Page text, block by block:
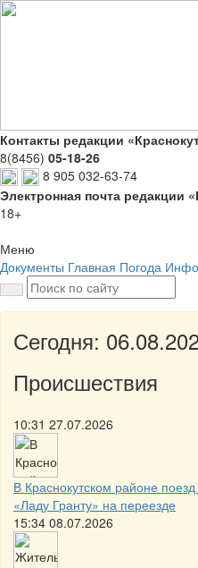
Контакты редакции
8(8456) 05-18-26
8 905 032-63-74
Электронная почта редакции
18+
Меню
Документы Главная Погода
Сегодня:
Происшествия
10:31 27.07.2026
В Краснокутском районе
«Ладу Гранту» на переезде
15:34 08.07.2026